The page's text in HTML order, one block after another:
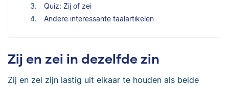
Quiz: Zij of zei
Andere interessante taalartikelen
Zij en zei in dezelfde zin
Zij en zei zijn lastig uit elkaar te houden als beide